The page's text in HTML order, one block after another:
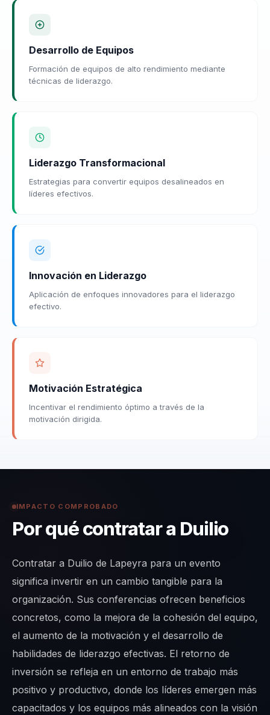
Desarrollo de Equipos
Formación de equipos de alto rendimiento mediante
técnicas de liderazgo.
Liderazgo Transformacional
Estrategias para convertir equipos desalineados en
líderes efectivos.
Innovación en Liderazgo
Aplicación de enfoques innovadores para el liderazgo
efectivo.
Motivación Estratégica
Incentivar el rendimiento óptimo a través de la
motivación dirigida.
IMPACTO COMPROBADO
Por qué contratar a Duilio
Contratar a Duilio de Lapeyra para un evento
significa invertir en un cambio tangible para la
organización. Sus conferencias ofrecen beneficios
concretos, como la mejora de la cohesión del equipo,
el aumento de la motivación y el desarrollo de
habilidades de liderazgo efectivas. El retorno de
inversión se refleja en un entorno de trabajo más
positivo y productivo, donde los líderes emergen más
capacitados y los equipos más alineados con la visión